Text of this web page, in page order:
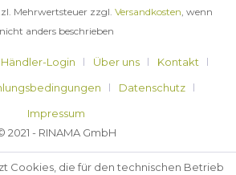
Mehrwertsteuer zzgl. Versandkosten, wenn
nicht anders beschrieben
Händler-Login Über uns
Kontakt
Datenschutz
Impressum
2021 - RINAMA GmbH
Cookies, die für den technischen Betrieb